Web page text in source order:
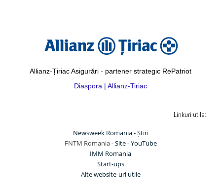
Allianz-Țiriac Asigurări - partener strategic RePatriot
Diaspora | Allianz-Tiriac
Linkuri utile:
Newsweek Romania - Știri
FNTM Romania -Site-YouTube
IMM Romania
Start-ups
Alte website-uri utile